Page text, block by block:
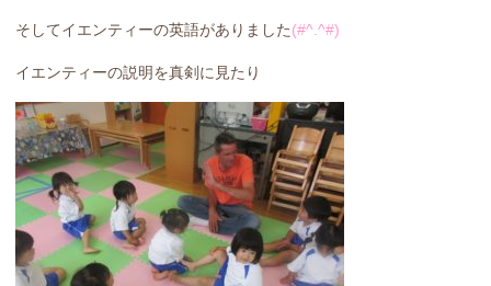
そしてイエンティーの英語がありました(#^.^#)
イエンティーの説明を真剣に見たり